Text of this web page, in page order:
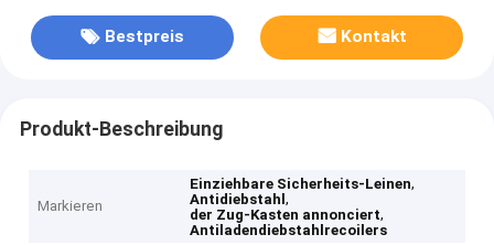
Bestpreis Kontakt
Produkt-Beschreibung
Markieren
Einziehbare Sicherheits-Leinen,
Antidiebstahl,
der Zug-Kasten annonciert,
Antiladendiebstahlrecoilers